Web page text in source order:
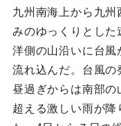
九州南海上から九
みのゆっくりとした
洋側の山沿いに台風
流れ込んだ。台風の
昼過ぎからは南部
超える激しい雨が